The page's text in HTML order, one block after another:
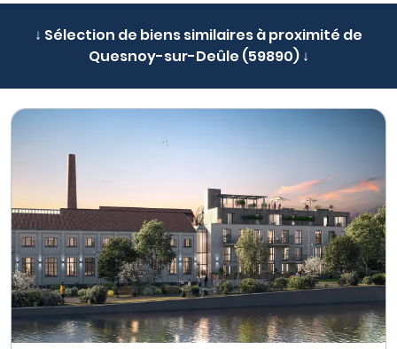
↓ Sélection de biens similaires à proximité de
Quesnoy-sur-Deûle (59890) ↓